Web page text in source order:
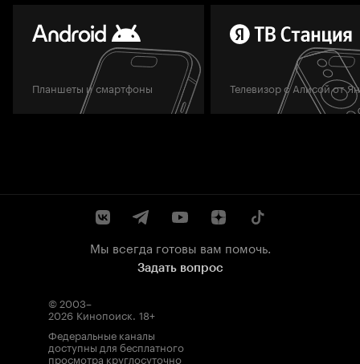
Планшеты и смартфоны Телевизор с Алисой от
Мы всегда готовы вам помочь.
Задать вопрос
© 2003–
2026 Кинопоиск. 18+
Федеральные каналы
доступны для бесплатного
просмотра круглосуточно